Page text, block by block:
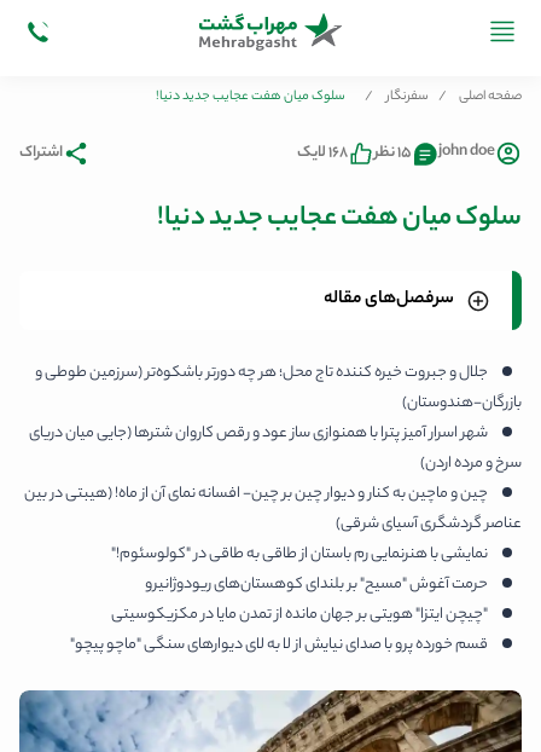
صفحه اصلی / سفرنگار / سلوک میان هفت عجایب جدید دنیا!
john doe 15 نظر 168 لایک اشتراک
سلوک میان هفت عجایب جدید دنیا!
سرفصل‌های مقاله
جلال و جبروت خیره کننده تاج محل؛ هر چه دورتر باشکوه‌تر (سرزمین طوطی و
بازرگان-هندوستان)
شهر اسرار آمیز پترا با همنوازی ساز عود و رقص کاروان شترها (جایی میان دریای
سرخ و مرده اردن)
چین و ماچین به کنار و دیوار چین بر چین- افسانه نمای آن از ماه! (هیبتی در بین
عناصر گردشگری آسیای شرقی)
نمایشی با هنرنمایی رم باستان از طاقی به طاقی در "کولوسئوم!"
حرمت آغوش "مسیح" بر بلندای کوهستان‌های ریودوژانیرو
"چیچن ایتزا" هویتی بر جهان مانده از تمدن مایا در مکزیکوسیتی
قسم خورده پرو با صدای نیایش از لا به لای دیوارهای سنگی "ماچو پیچو"